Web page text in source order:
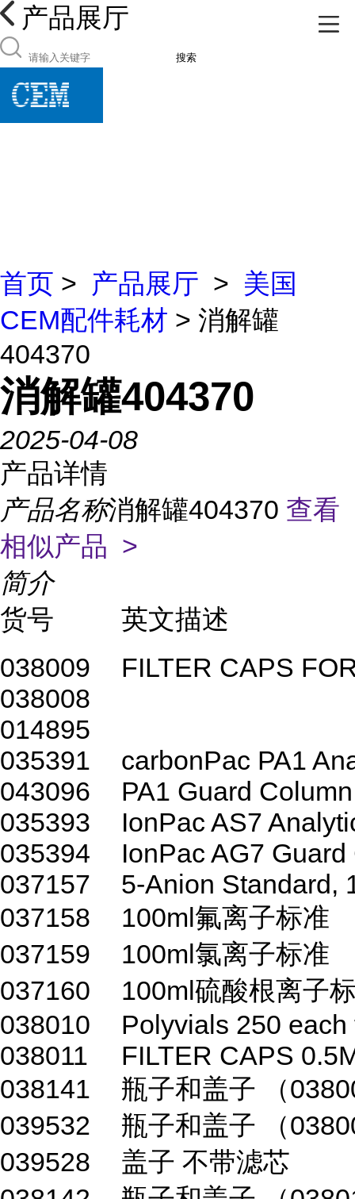
产品展厅
搜索
首页 > 产品展厅 > 美国
CEM配件耗材 > 消解罐
404370
消解罐404370
2025-04-08
产品详情
产品名称消解罐404370 查看
相似产品 >
简介
货号
英文描述
038009
FILTER CAPS
038008
014895
035391
carbonPac PA1
043096
PA1 Guard Column
035393
IonPac AS7
035394
IonPac AG7
037157
5-Anion Standard,
037158
100ml氟离子标准
037159
100ml氯离子标准
037160
100ml硫酸根离子
038010
Polyvials 250
038011
FILTER CAPS
038141
瓶子和盖子 （
039532
瓶子和盖子 （
039528
盖子 不带滤芯